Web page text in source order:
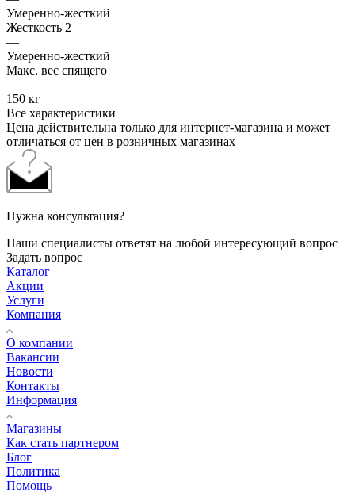
Умеренно-жесткий
Жесткость 2
—
Умеренно-жесткий
Макс. вес спящего
—
150 кг
Все характеристики
Цена действительна только для интернет-магазина и может
отличаться от цен в розничных магазинах
Нужна консультация?
Наши специалисты ответят на любой интересующий вопрос
Задать вопрос
Каталог
Акции
Услуги
Компания
О компании
Вакансии
Новости
Контакты
Информация
Магазины
Как стать партнером
Блог
Политика
Помощь